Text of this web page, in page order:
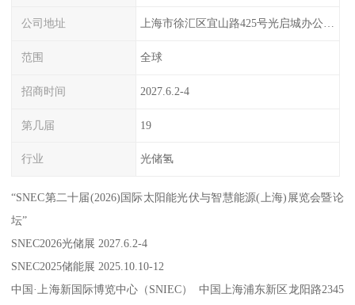
公司地址 上海市徐汇区宜山路425号光启城办公楼905-907室
范围 全球
招商时间 2027.6.2-4
第几届 19
行业 光储氢
“SNEC第二十届(2026)国际太阳能光伏与智慧能源(上海)展览会暨论
坛”
SNEC2026光储展 2027.6.2-4
SNEC2025储能展 2025.10.10-12
中国·上海新国际博览中心（SNIEC） 中国上海浦东新区龙阳路2345